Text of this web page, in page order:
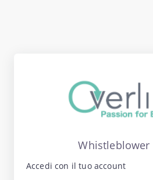
Whistleblower
Accedi con il tuo account